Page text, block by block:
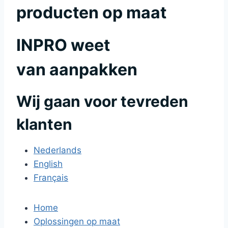
producten op maat
INPRO weet
van aanpakken
Wij gaan voor tevreden
klanten
Nederlands
English
Français
Home
Oplossingen op maat